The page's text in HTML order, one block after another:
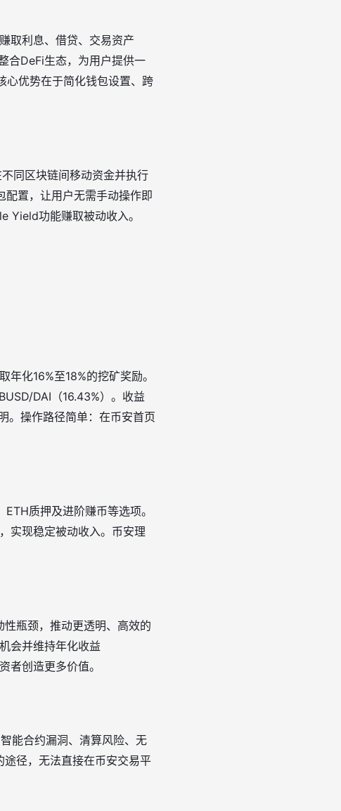
取利息、借贷、交易资产
合DeFi生态，为用户提供一
心优势在于简化钱包设置、跨
同区块链间移动资金并执行
配置，让用户无需手动操作即
Yield功能赚取被动收入。
年化16%至18%的挖矿奖励。
DAI（16.43%） 。收益
。操作路径简单：在币安首页
ETH质押及进阶赚币等选项。
实现稳定被动收入。币安理
瓶颈，推动更透明、高效的
会并维持年化收益
者创造更多价值。
能合约漏洞、清算风险、无
径，无法直接在币安交易平